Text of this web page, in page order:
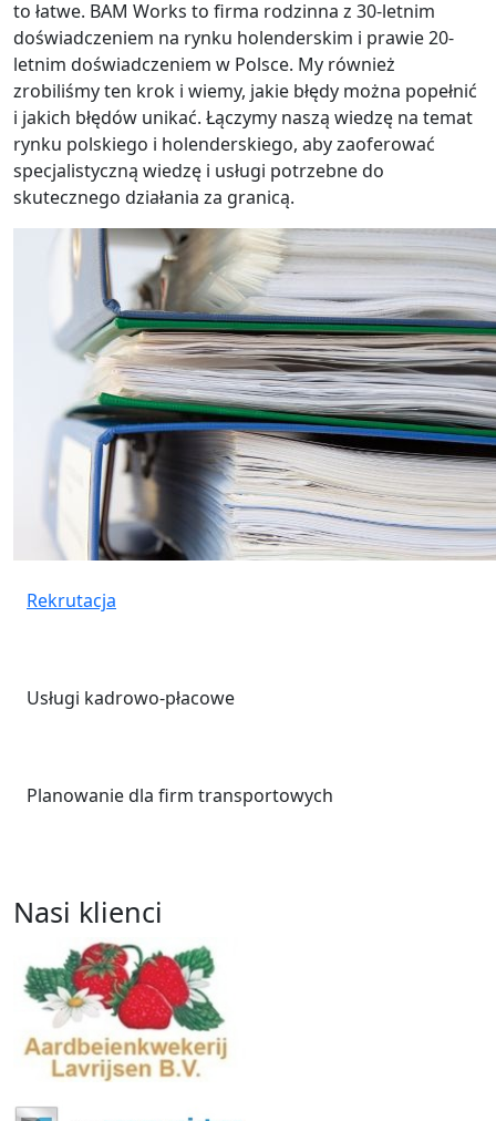
to łatwe. BAM Works to firma rodzinna z 30-letnim
doświadczeniem na rynku holenderskim i prawie 20-
letnim doświadczeniem w Polsce. My również
zrobiliśmy ten krok i wiemy, jakie błędy można popełnić
i jakich błędów unikać. Łączymy naszą wiedzę na temat
rynku polskiego i holenderskiego, aby zaoferować
specjalistyczną wiedzę i usługi potrzebne do
skutecznego działania za granicą.
Rekrutacja
Usługi kadrowo-płacowe
Planowanie dla firm transportowych
Nasi klienci